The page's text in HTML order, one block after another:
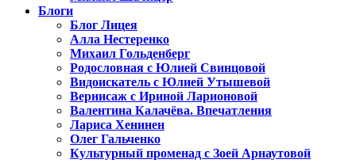
Блоги
Блог Лицея
Алла Нестеренко
Михаил Гольденберг
Родословная с Юлией Свинцовой
Видоискатель с Юлией Утышевой
Вернисаж с Ириной Ларионовой
Валентина Калачёва. Впечатления
Лариса Хенинен
Олег Гальченко
Культурный променад с Зоей Арнаутовой